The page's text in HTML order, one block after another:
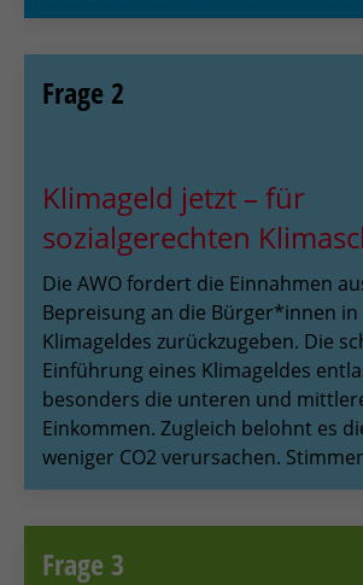
Frage 2
Klimageld jetzt – für
sozialgerechten
Die AWO fordert die Einnahmen
Bepreisung an die Bürger*innen in
Klimageldes zurückzugeben. Die
Einführung eines Klimageldes
besonders die unteren und
Einkommen. Zugleich belohnt es
weniger CO2 verursachen.
Frage 3